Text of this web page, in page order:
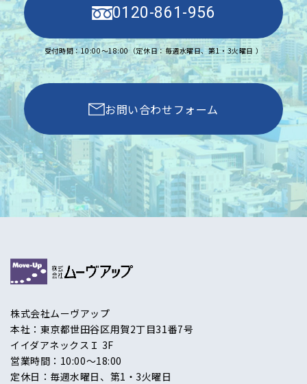
0120-861-956
受付時間：10:00〜18:00（定休日：毎週水曜日、第1・3火曜日 ）
お問い合わせフォーム
株式会社ムーヴアップ
本社：東京都世田谷区用賀2丁目31番7号
イイダアネックスＩ 3F
営業時間：10:00〜18:00
定休日：毎週水曜日、第1・3火曜日